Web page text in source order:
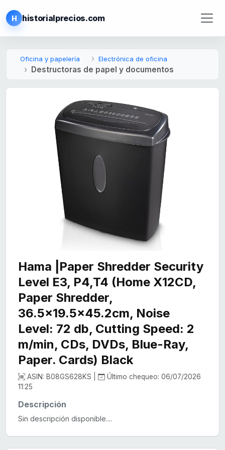
H historialprecios.com
Oficina y papelería Electrónica de oficina
Destructoras de papel y documentos
Hama |Paper Shredder Security
Level E3, P4,T4 (Home X12CD,
Paper Shredder,
36.5x19.5x45.2cm, Noise
Level: 72 db, Cutting Speed: 2
m/min, CDs, DVDs, Blue-Ray,
Paper. Cards) Black
ASIN: B08GS628KS |
Último chequeo: 06/07/2026
11:25
Descripción
Sin descripción disponible....